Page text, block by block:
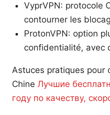
VyprVPN: protocole
contourner les
ProtonVPN: option
confidentialité, avec
Astuces pratiques pour
Chine Лучшие
году по качеству,